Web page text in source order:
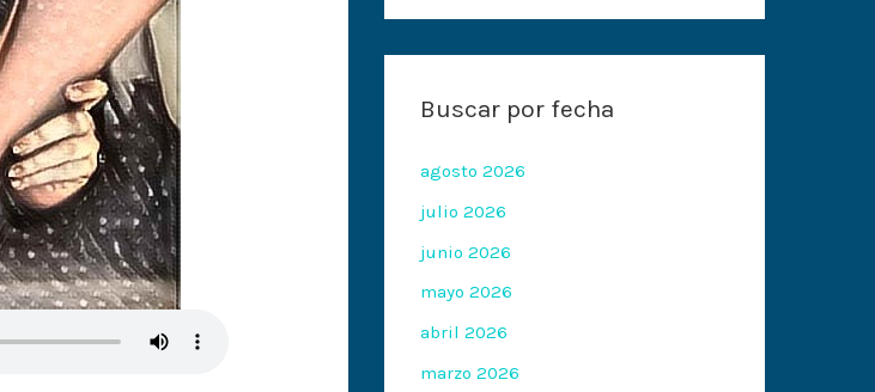
Buscar por fecha
agosto 2026
julio 2026
junio 2026
mayo 2026
abril 2026
marzo 2026